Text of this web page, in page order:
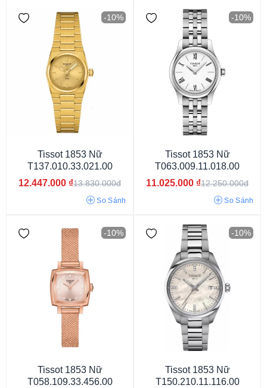
Mặt chữ nhật
Đồng hồ đôi
-10%
Tissot 1853 Nữ
T137.010.33.021.00
12.447.000 ₫13.830.000đ
So Sánh
-10%
Tissot 1853 Nữ
T063.009.11.018.00
11.025.000 ₫12.250.000đ
So Sánh
-10%
Tissot 1853 Nữ
T058.109.33.456.00
-10%
Tissot 1853 Nữ
T150.210.11.116.00